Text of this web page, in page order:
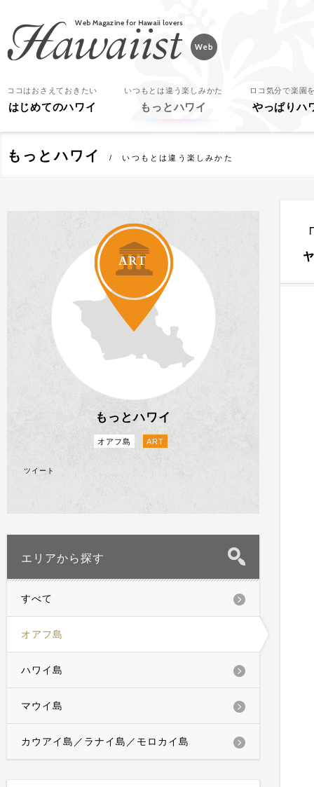
ココはおさえておきたい
はじめてのハワイ
いつもとは違う楽しみかた
もっとハワイ
ロコ気分で楽園
やっぱりハ
もっとハワイ いつもとは違う楽しみかた
ART
もっとハワイ
オアフ島 ART
ツイート
エリアから探す
すべて
オアフ島
ハワイ島
マウイ島
カウアイ島／ラナイ島／モロカイ島